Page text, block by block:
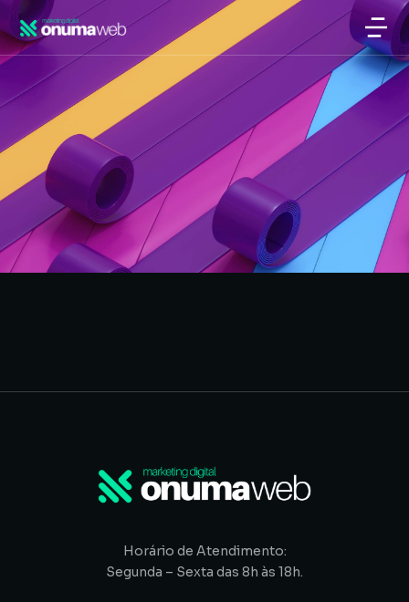
Horário de Atendimento:
Segunda – Sexta das 8h às 18h.